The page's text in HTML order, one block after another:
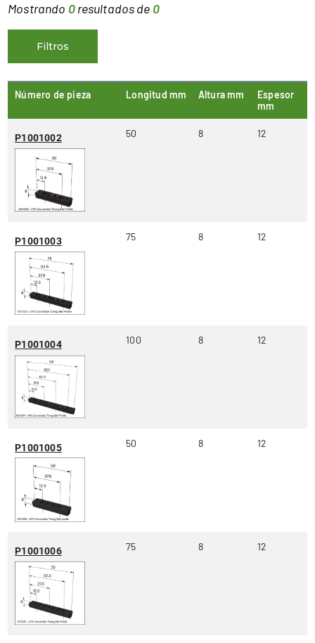
Mostrando 0resultados de 0
Filtros
Número de pieza Longitud mm Altura mm
Espesor
mm
P1001002 50 8 12
P1001003 75 8 12
P1001004 100 8 12
P1001005 50 8 12
P1001006 75 8 12